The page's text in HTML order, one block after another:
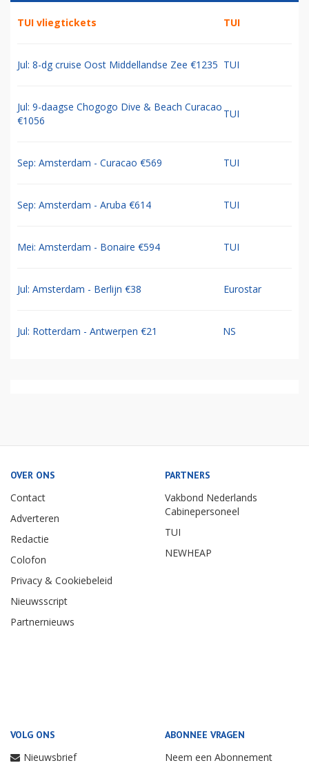
TUI vliegtickets TUI
Jul: 8-dg cruise Oost Middellandse Zee €1235 TUI
Jul: 9-daagse Chogogo Dive & Beach Curacao
€1056
TUI
Sep: Amsterdam - Curacao €569 TUI
Sep: Amsterdam - Aruba €614 TUI
Mei: Amsterdam - Bonaire €594 TUI
Jul: Amsterdam - Berlijn €38 Eurostar
Jul: Rotterdam - Antwerpen €21 NS
OVER ONS
Contact
Adverteren
Redactie
Colofon
Privacy & Cookiebeleid
Nieuwsscript
Partnernieuws
PARTNERS
Vakbond Nederlands
Cabinepersoneel
TUI
NEWHEAP
VOLG ONS
Nieuwsbrief
ABONNEE VRAGEN
Neem een Abonnement